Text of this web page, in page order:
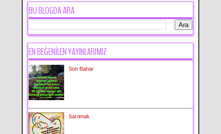
BU BLOGDA ARA
EN BEĞENİLEN YAYINLARIMIZ
Son Bahar
Sarılmak